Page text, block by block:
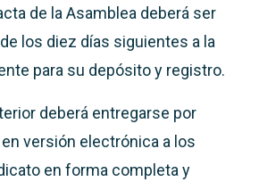
de la Asamblea deberá ser
los diez días siguientes a la
para su depósito y registro.
deberá entregarse por
versión electrónica a los
en forma completa y